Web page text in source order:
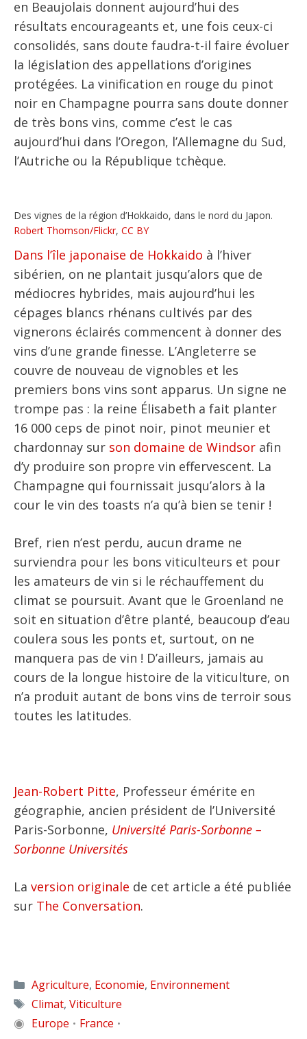
en Beaujolais donnent aujourd’hui des
résultats encourageants et, une fois ceux-ci
consolidés, sans doute faudra-t-il faire évoluer
la législation des appellations d’origines
protégées. La vinification en rouge du pinot
noir en Champagne pourra sans doute donner
de très bons vins, comme c’est le cas
aujourd’hui dans l’Oregon, l’Allemagne du Sud,
l’Autriche ou la République tchèque.
Des vignes de la région d’Hokkaido, dans le nord du Japon.
Robert Thomson/Flickr, CC BY
Dans l’île japonaise de Hokkaido à l’hiver
sibérien, on ne plantait jusqu’alors que de
médiocres hybrides, mais aujourd’hui les
cépages blancs rhénans cultivés par des
vignerons éclairés commencent à donner des
vins d’une grande finesse. L’Angleterre se
couvre de nouveau de vignobles et les
premiers bons vins sont apparus. Un signe ne
trompe pas : la reine Élisabeth a fait planter
16 000 ceps de pinot noir, pinot meunier et
chardonnay sur son domaine de Windsor afin
d’y produire son propre vin effervescent. La
Champagne qui fournissait jusqu’alors à la
cour le vin des toasts n’a qu’à bien se tenir !
Bref, rien n’est perdu, aucun drame ne
surviendra pour les bons viticulteurs et pour
les amateurs de vin si le réchauffement du
climat se poursuit. Avant que le Groenland ne
soit en situation d’être planté, beaucoup d’eau
coulera sous les ponts et, surtout, on ne
manquera pas de vin ! D’ailleurs, jamais au
cours de la longue histoire de la viticulture, on
n’a produit autant de bons vins de terroir sous
toutes les latitudes.
Jean-Robert Pitte, Professeur émérite en
géographie, ancien président de l’Université
Paris-Sorbonne, Université Paris-Sorbonne –
Sorbonne Universités
La version originale de cet article a été publiée
sur The Conversation.
Catégories
Agriculture, Economie, Environnement
Étiquettes
Climat, Viticulture
◉ Europe • France •